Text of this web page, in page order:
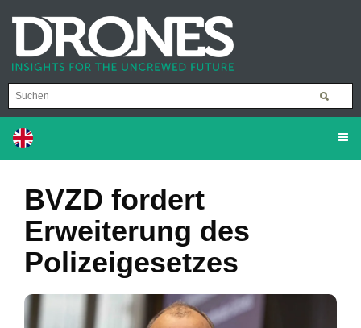
BVZD fordert
Erweiterung des
Polizeigesetzes